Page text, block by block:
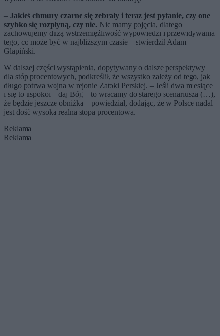
– Jakieś chmury czarne się zebrały i teraz jest pytanie, czy one
szybko się rozpłyną, czy nie. Nie mamy pojęcia, dlatego
zachowujemy dużą wstrzemięźliwość wypowiedzi i przewidywania
tego, co może być w najbliższym czasie – stwierdził Adam
Glapiński.
W dalszej części wystąpienia, dopytywany o dalsze perspektywy
dla stóp procentowych, podkreślił, że wszystko zależy od tego, jak
długo potrwa wojna w rejonie Zatoki Perskiej. – Jeśli dwa miesiące
i się to uspokoi – daj Bóg – to wracamy do starego scenariusza (…),
że będzie jeszcze obniżka – powiedział, dodając, że w Polsce nadal
jest dość wysoka realna stopa procentowa.
Reklama
Reklama